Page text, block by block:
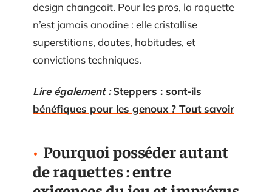
design changeait. Pour les pros, la raquette
n’est jamais anodine : elle cristallise
superstitions, doutes, habitudes, et
convictions techniques.
Lire également : Steppers : sont-ils
bénéfiques pour les genoux ? Tout savoir
Pourquoi posséder autant
de raquettes : entre